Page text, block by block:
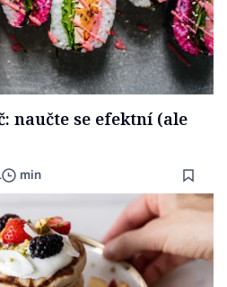
naučte se efektní (ale
min